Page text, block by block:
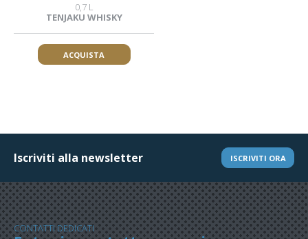
0,7 L
TENJAKU WHISKY
ACQUISTA
Iscriviti alla newsletter ISCRIVITI ORA
CONTATTI DEDICATI